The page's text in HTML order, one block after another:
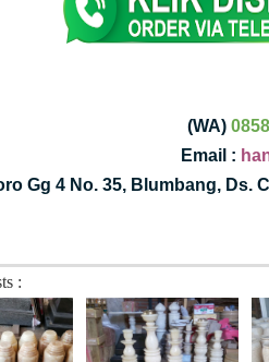
(WA)
Email :
Gg 4 No. 35, Blumbang, Ds.
: